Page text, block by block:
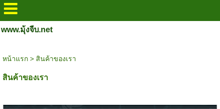
www.มุ้งจีบ.net
หน้าแรก> สินค้าของเรา
สินค้าของเรา